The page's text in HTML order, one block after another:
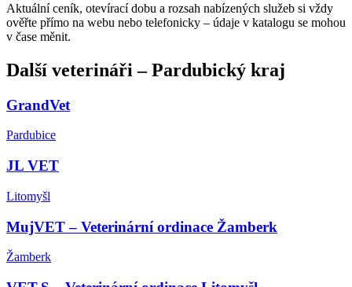
Aktuální ceník, otevírací dobu a rozsah nabízených služeb si vždy
ověřte přímo na webu nebo telefonicky – údaje v katalogu se mohou
v čase měnit.
Další veterináři –Pardubický kraj
GrandVet
Pardubice
JL VET
Litomyšl
MujVET – Veterinární ordinace Žamberk
Žamberk